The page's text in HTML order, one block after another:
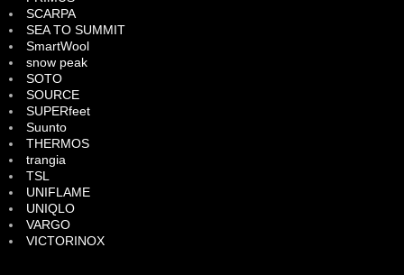
SCARPA
SEA TO SUMMIT
SmartWool
snow peak
SOTO
SOURCE
SUPERfeet
Suunto
THERMOS
trangia
TSL
UNIFLAME
UNIQLO
VARGO
VICTORINOX